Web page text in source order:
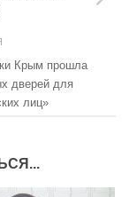
Крым прошла
дверей для
лиц»